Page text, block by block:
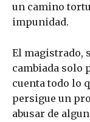
un camino
impunidad.
El magistrado,
cambiada solo
cuenta todo lo
persigue un
abusar de